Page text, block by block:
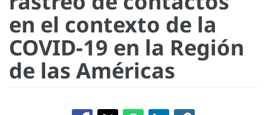
en el contexto de la
COVID-19 en la Región
de las Américas